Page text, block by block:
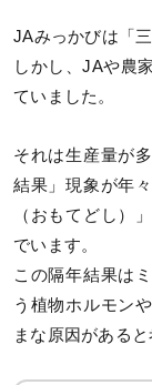
JAみっかびは「
しかし、JAや農
ていました。
それは生産量が
結果」現象が年
（おもてどし）
でいます。
この隔年結果は
う植物ホルモン
まな原因がある